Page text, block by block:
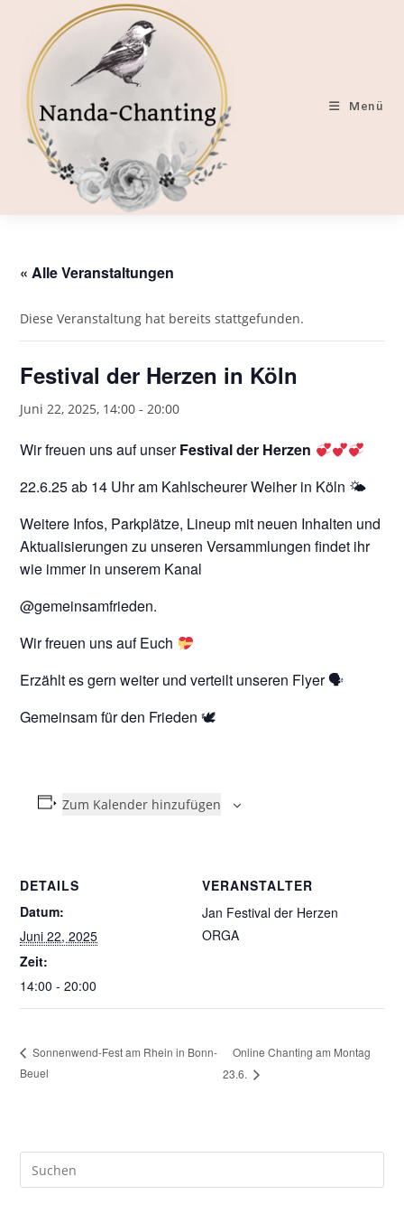
springen
Menü
« Alle Veranstaltungen
Diese Veranstaltung hat bereits stattgefunden.
Festival der Herzen in Köln
Juni 22, 2025, 14:00 -20:00
Wir freuen uns auf unserFestival der Herzen
22.6.25 ab 14 Uhr am Kahlscheurer Weiher in Köln 🌤
Weitere Infos, Parkplätze, Lineup mit neuen Inhalten und
Aktualisierungen zu unseren Versammlungen findet ihr
wie immer in unserem Kanal
@gemeinsamfrieden.
Wir freuen uns auf Euch
Erzählt es gern weiter und verteilt unseren Flyer 🗣
Gemeinsam für den Frieden 🕊
Zum Kalender hinzufügen
DETAILS
Datum:
Juni 22, 2025
Zeit:
14:00 - 20:00
VERANSTALTER
Jan Festival der Herzen
ORGA
Sonnenwend-Fest am Rhein in Bonn-
Beuel
Online Chanting am Montag
23.6.